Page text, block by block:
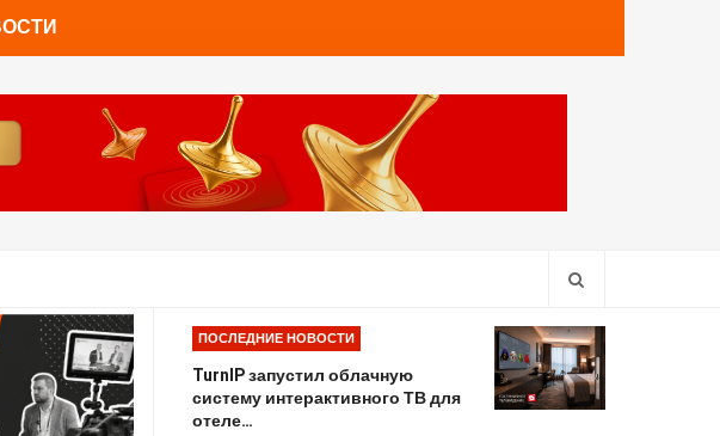
ПОСЛЕДНИЕ НОВОСТИ
TurnIP запустил облачную
систему интерактивного ТВ для
отеле…